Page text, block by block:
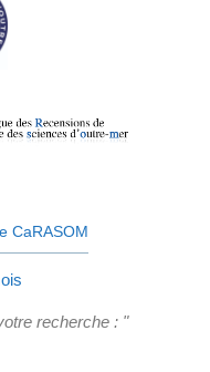
CaRASOM
recherche : "